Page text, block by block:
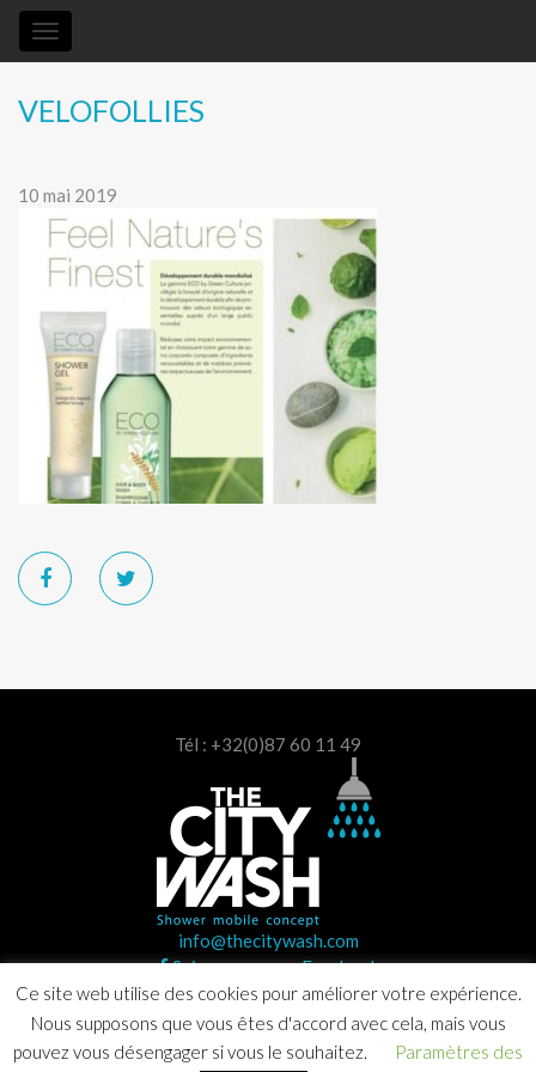
Toggle
navigation
VELOFOLLIES
10 mai 2019
Tél : +32(0)87 60 11 49
info@thecitywash.com
Suivez-nous sur Facebook
Copyright © 2020 The City Wash. Tous droits réservés |
Ce site web utilise des cookies pour améliorer votre expérience.
Nous supposons que vous êtes d'accord avec cela, mais vous
pouvez vous désengager si vous le souhaitez.
Paramètres des